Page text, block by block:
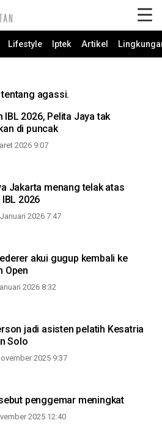
Lifestyle Iptek Artikel
agassi.
IBL 2026, Pelita Jaya tak
di puncak
2026 9:07
Jakarta menang telak atas
2026
2026 7:47
akui gugup kembali ke
Open
2026 8:32
jadi asisten pelatih Kesatria
Solo
2025 9:37
penggemar meningkat
2025 12:40